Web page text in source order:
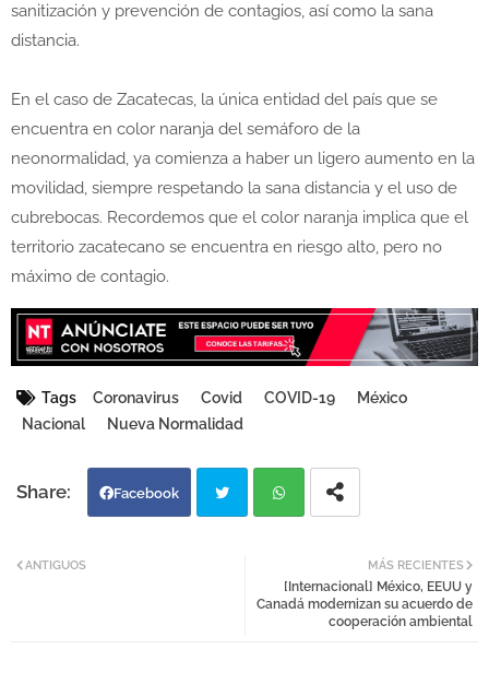
sanitización y prevención de contagios, así como la sana
distancia.
En el caso de Zacatecas, la única entidad del país que se
encuentra en color naranja del semáforo de la
neonormalidad, ya comienza a haber un ligero aumento en la
movilidad, siempre respetando la sana distancia y el uso de
cubrebocas. Recordemos que el color naranja implica que el
territorio zacatecano se encuentra en riesgo alto, pero no
máximo de contagio.
Tags Coronavirus Covid COVID-19
México
Nacional
Nueva Normalidad
Facebook
atsa
MÁS RECIENTES
[Internacional] México, EEUU y
Canadá modernizan su acuerdo de
cooperación ambiental
ANTIGUOS